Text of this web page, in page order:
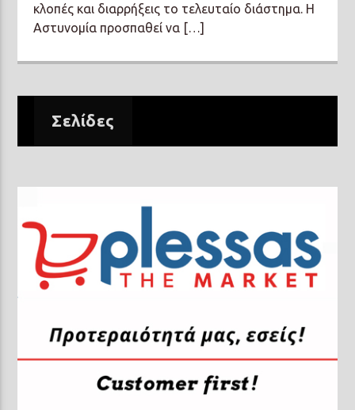
κλοπές και διαρρήξεις το τελευταίο διάστημα. Η
Αστυνομία προσπαθεί να […]
Σελίδες